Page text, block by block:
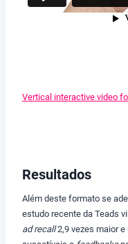
Vertical interactive video
Resultados
Além deste formato se
estudo recente da Teads
ad recall2,9 vezes maior